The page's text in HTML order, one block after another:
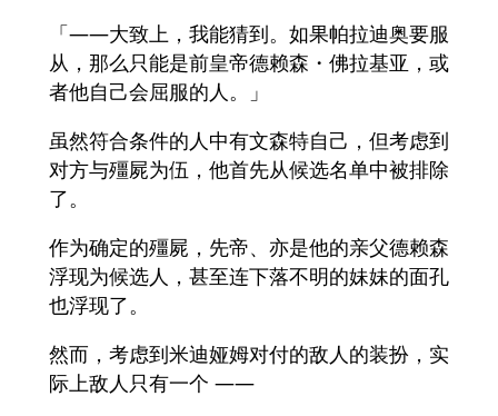
「――大致上，我能猜到。如果帕拉迪奥要服
从，那么只能是前皇帝德赖森・佛拉基亚，或
者他自己会屈服的人。」
虽然符合条件的人中有文森特自己，但考虑到
对方与殭屍为伍，他首先从候选名单中被排除
了。
作为确定的殭屍，先帝、亦是他的亲父德赖森
浮现为候选人，甚至连下落不明的妹妹的面孔
也浮现了。
然而，考虑到米迪娅姆对付的敌人的装扮，实
际上敌人只有一个 ――